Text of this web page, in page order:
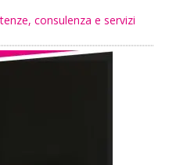
consulenza e servizi